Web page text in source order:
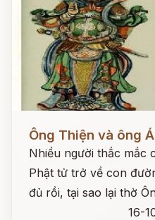
Đọc ngay
Ông Thiện và ông
Nhiều người thắc mắc
Phật tử trở về con
đủ rồi, tại sao lại thờ
16-